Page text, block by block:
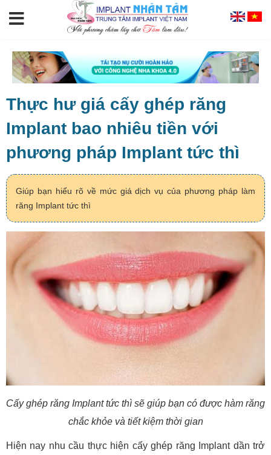
Thực hư giá cấy ghép răng
Implant bao nhiêu tiền với
phương pháp Implant tức thì
Giúp bạn hiểu rõ về mức giá dịch vụ của phương pháp làm
răng Implant tức thì
Cấy ghép răng Implant tức thì sẽ giúp bạn có được hàm răng
chắc khỏe và tiết kiệm thời gian
Hiện nay nhu cầu thực hiện cấy ghép răng Implant dần trở